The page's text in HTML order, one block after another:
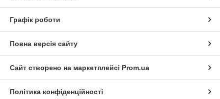
Графік роботи
Повна версія сайту
Сайт створено на маркетплейсі Prom.ua
Політика конфіденційності